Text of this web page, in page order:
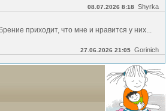
08.07.2026 8:18 Shyrka
приходит, что мне и нравится у них...
27.06.2026 21:05 Gorinich